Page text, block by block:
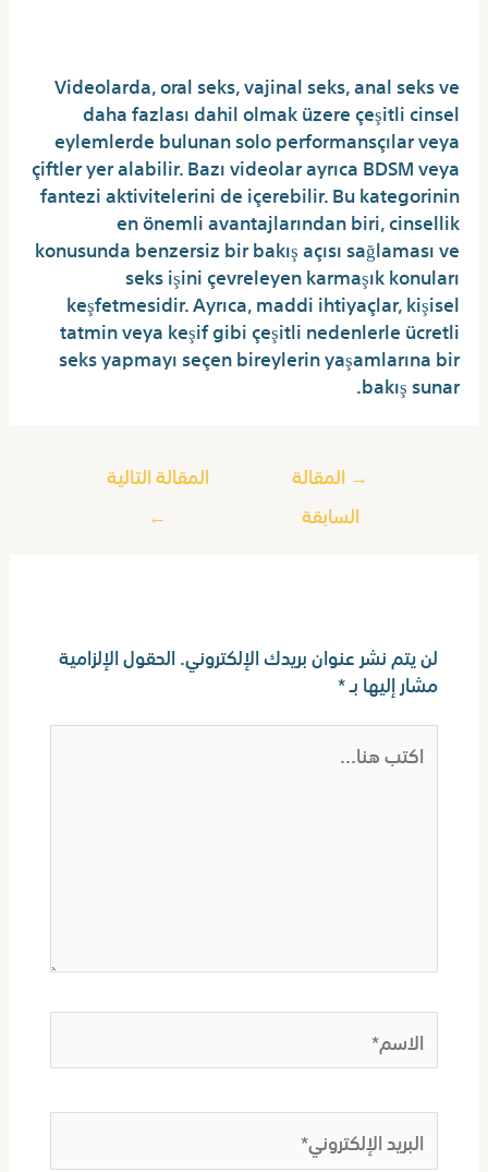
Videolarda, oral seks, vajinal seks, anal seks ve
daha fazlası dahil olmak üzere çeşitli cinsel
eylemlerde bulunan solo performansçılar veya
çiftler yer alabilir. Bazı videolar ayrıca BDSM veya
fantezi aktivitelerini de içerebilir. Bu kategorinin
en önemli avantajlarından biri, cinsellik
konusunda benzersiz bir bakış açısı sağlaması ve
seks işini çevreleyen karmaşık konuları
keşfetmesidir. Ayrıca, maddi ihtiyaçlar, kişisel
tatmin veya keşif gibi çeşitli nedenlerle ücretli
seks yapmayı seçen bireylerin yaşamlarına bir
bakış sunar.
→ المقالة
السابقة
المقالة التالية
←
لن يتم نشر عنوان بريدك الإلكتروني.الحقول الإلزامية
مشار إليها بـ*
اكتب
هنا...
الاسم*
البريد
الإلكتروني*